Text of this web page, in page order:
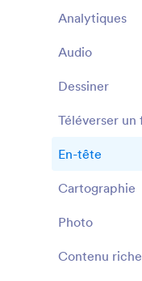
Analytiques
Audio
Dessiner
Téléverser
En-tête
Cartographie
Photo
Contenu riche